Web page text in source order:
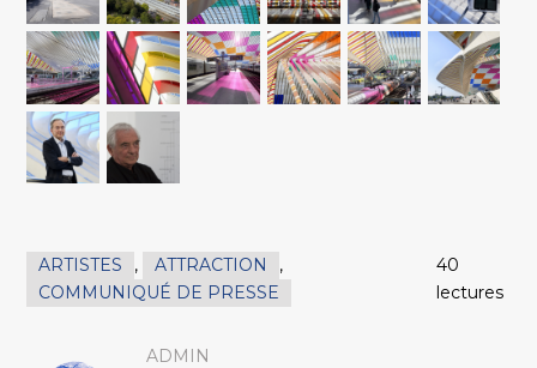
ARTISTES , ATTRACTION
,
COMMUNIQUÉ DE PRESSE
40
lectures
ADMIN